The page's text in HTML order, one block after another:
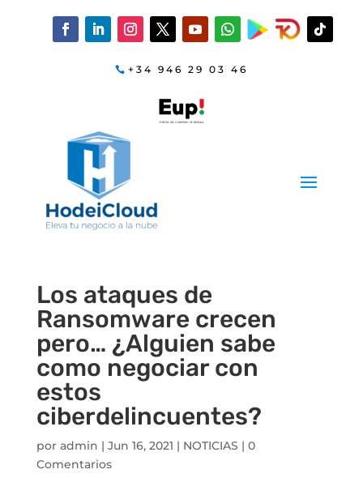
+34 946 29 03 46
Los ataques de
Ransomware crecen
pero… ¿Alguien sabe
como negociar con
estos
ciberdelincuentes?
por admin | Jun 16, 2021 | NOTICIAS | 0
Comentarios